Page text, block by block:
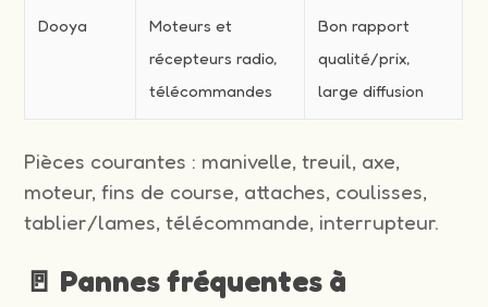
Dooya
Moteurs et
récepteurs radio,
télécommandes
Bon rapport
qualité/prix,
large diffusion
Pièces courantes : manivelle, treuil, axe,
moteur, fins de course, attaches, coulisses,
tablier/lames, télécommande, interrupteur.
🚪 Pannes fréquentes à